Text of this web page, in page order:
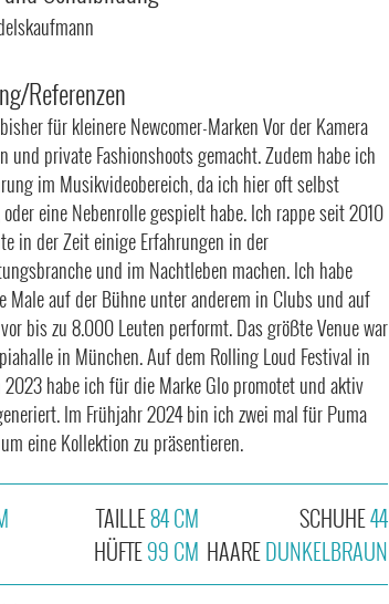
Referenzen
für kleinere Newcomer-Marken Vor der Kamera
und private Fashionshoots gemacht. Zudem habe ich
im Musikvideobereich, da ich hier oft selbst
eine Nebenrolle gespielt habe. Ich rappe seit 2010
in der Zeit einige Erfahrungen in der
und im Nachtleben machen. Ich habe
Male auf der Bühne unter anderem in Clubs und auf
bis zu 8.000 Leuten performt. Das größte Venue war
in München. Auf dem Rolling Loud Festival in
2023 habe ich für die Marke Glo promotet und aktiv
Im Frühjahr 2024 bin ich zwei mal für Puma
eine Kollektion zu präsentieren.
TAILLE84 CM
HÜFTE99 CM
SCHUHE44
HAAREDUNKELBRAUN